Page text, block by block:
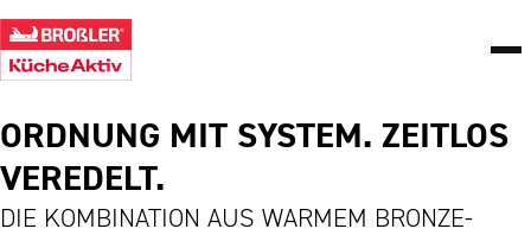
ORDNUNG MIT SYSTEM. ZEITLOS
VEREDELT.
DIE KOMBINATION AUS WARMEM BRONZE-